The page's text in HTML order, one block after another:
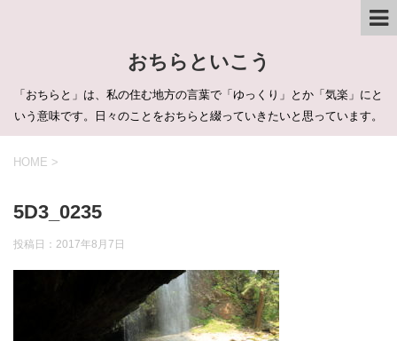
おちらといこう
「おちらと」は、私の住む地方の言葉で「ゆっくり」とか「気楽」にと
いう意味です。日々のことをおちらと綴っていきたいと思っています。
HOME >
5D3_0235
投稿日： 2017年8月7日